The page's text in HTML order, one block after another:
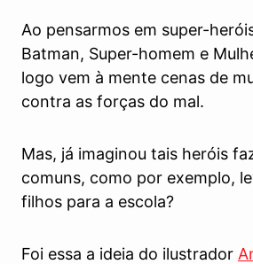
Ao pensarmos em super-
Batman, Super-homem e
logo vem à mente cenas de
contra as forças do mal.
Mas, já imaginou tais heróis
comuns, como por exemplo,
filhos para a escola?
Foi essa a ideia do ilustrador